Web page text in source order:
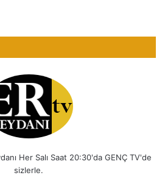
Her Salı Saat 20:30'da GENÇ TV'de
sizlerle.